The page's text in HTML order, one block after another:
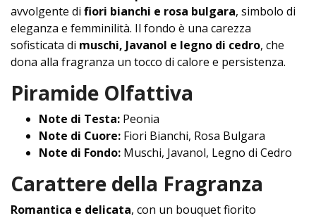
avvolgente di fiori bianchi e rosa bulgara, simbolo di
eleganza e femminilità. Il fondo è una carezza
sofisticata di muschi, Javanol e legno di cedro, che
dona alla fragranza un tocco di calore e persistenza.
Piramide Olfattiva
Note di Testa: Peonia
Note di Cuore: Fiori Bianchi, Rosa Bulgara
Note di Fondo: Muschi, Javanol, Legno di Cedro
Carattere della Fragranza
Romantica e delicata, con un bouquet fiorito